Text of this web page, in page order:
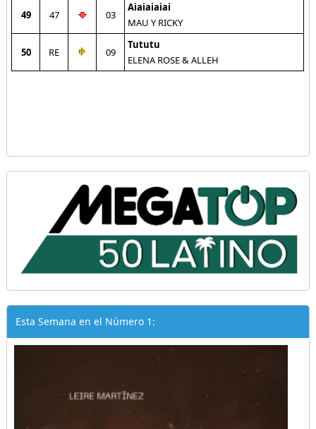
49 47 03
Aiaiaiaiai
MAU Y RICKY
50 RE 09
Tututu
ELENA ROSE & ALLEH
Esta Semana en el Número 1: